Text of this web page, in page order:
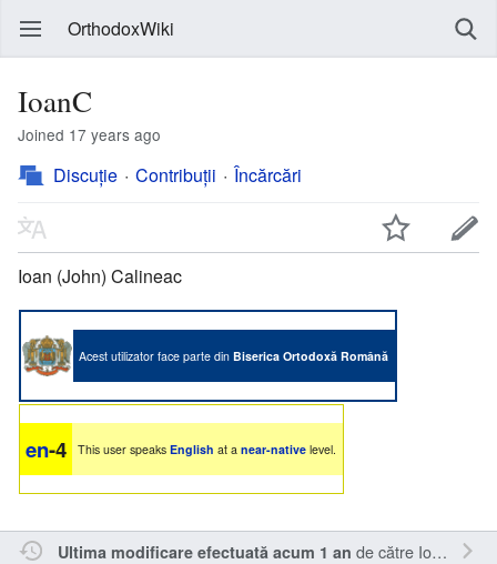
OrthodoxWiki
IoanC
Joined 17 years ago
Discuție Contribuții Încărcări
Ioan (John) Calineac
Acest utilizator face parte dinBiserica Ortodoxă Română
en-4 This user speaksEnglish at anear-native level.
Ultima modificare efectuată acum 1 an de către IoanC .